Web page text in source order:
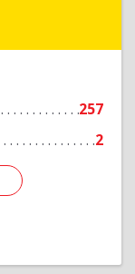
257
2
Челны г,